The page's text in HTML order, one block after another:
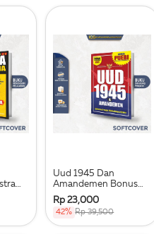
Uud 1945 Dan
Amandemen Bonus
Puebi
Rp 23,000
42% Rp 39,500